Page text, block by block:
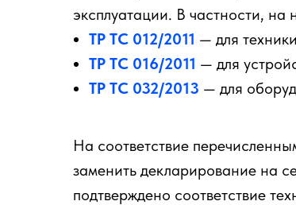
эксплуатации. В частности,
ТР ТС 012/2011 — для
ТР ТС 016/2011 — для
ТР ТС 032/2013 — для
На соответствие
заменить декларирование на
подтверждено соответствие